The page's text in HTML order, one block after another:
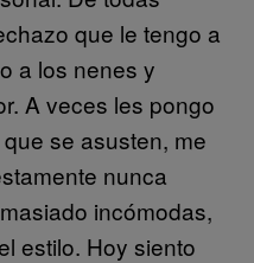
que le tengo a
a los nenes y
A veces les pongo
se asusten, me
nunca
incómodas,
estilo. Hoy siento